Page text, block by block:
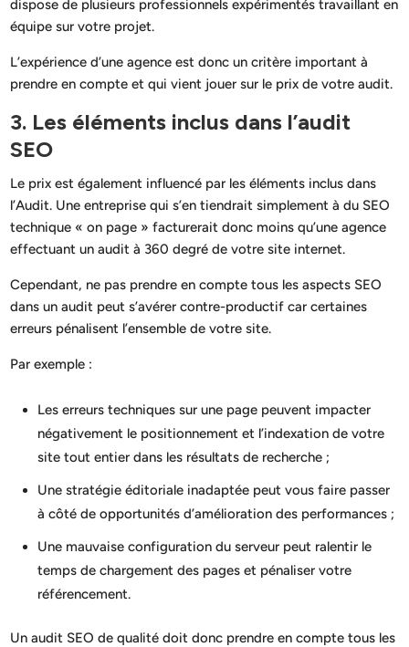
dispose de plusieurs professionnels expérimentés travaillant en
équipe sur votre projet.
L’expérience d’une agence est donc un critère important à
prendre en compte et qui vient jouer sur le prix de votre audit.
3. Les éléments inclus dans l’audit
SEO
Le prix est également influencé par les éléments inclus dans
l’Audit. Une entreprise qui s’en tiendrait simplement à du SEO
technique « on page » facturerait donc moins qu’une agence
effectuant un audit à 360 degré de votre site internet.
Cependant, ne pas prendre en compte tous les aspects SEO
dans un audit peut s’avérer contre-productif car certaines
erreurs pénalisent l’ensemble de votre site.
Par exemple :
Les erreurs techniques sur une page peuvent impacter
négativement le positionnement et l’indexation de votre
site tout entier dans les résultats de recherche ;
Une stratégie éditoriale inadaptée peut vous faire passer
à côté de opportunités d’amélioration des performances ;
Une mauvaise configuration du serveur peut ralentir le
temps de chargement des pages et pénaliser votre
référencement.
Un audit SEO de qualité doit donc prendre en compte tous les